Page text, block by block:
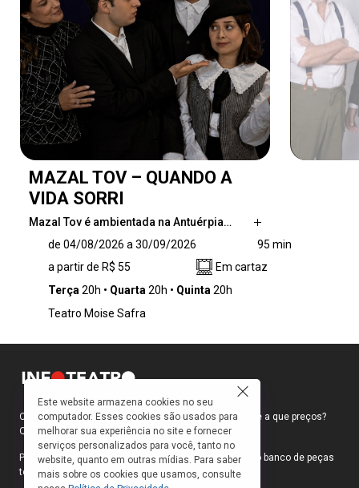
MAZAL TOV – QUANDO A
VIDA SORRI
Mazal Tov é ambientada na Antuérpia…
anos 1990 e acompanha a vida de Margot,
uma estudante de línguas latinas e seu
namorado Nima, um refugiado iraniano.
tarefas estudantis dos filhos dos Schneider,
desafiam a repensar suas próprias crenças.
de 04/08/2026 a 30/09/2026
95 min
a partir de R$ 55
Em cartaz
Terça 20h Quarta 20h Quinta 20h
Teatro Moise Safra
Como faço para ir ao teatro? Onde compro ingressos e a que preços?
Quais peças estão em cartaz?
Para responder a essas e outras perguntas, criamos o banco de peças
teatrais do INFOTEATRO.
Este website armazena cookies no seu
computador. Esses cookies são usados para
melhorar sua experiência no site e fornecer
serviços personalizados para você, tanto no
website, quanto em outras mídias. Para saber
mais sobre os cookies que usamos, consulte